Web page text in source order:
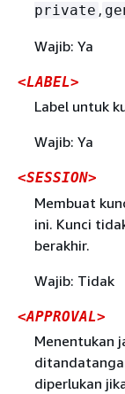
private ,
Wajib: Ya
<LABEL>
Label untuk
Wajib: Ya
<SESSION>
Membuat
ini. Kunci
berakhir.
Wajib: Tidak
<APPROVAL>
Menentukan
diperlukan